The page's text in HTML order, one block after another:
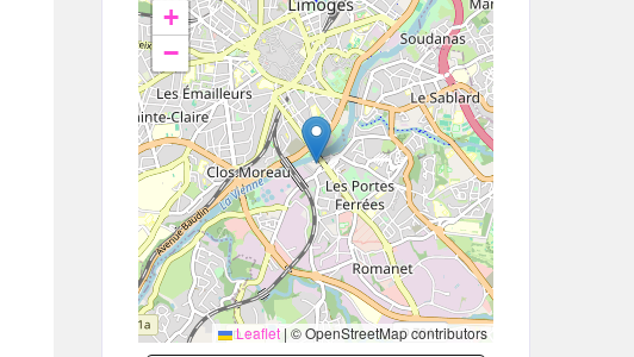
+
−
Leaflet | © OpenStreetMap contributors